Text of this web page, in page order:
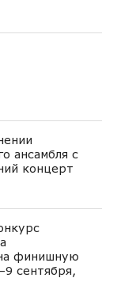
ансамбля с
концерт
финишную
сентября,